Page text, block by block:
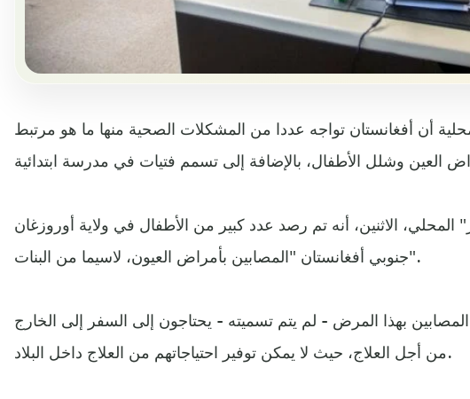
أن أفغانستان تواجه عددا من المشكلات الصحية منها ما هو مرتبط
الاثنين، أنه تم رصد عدد كبير من الأطفال في ولاية أوروزغان
جنوبي أفغانستان "المصابين بأمراض العيون، لاسيما من البنات".
بهذا المرض - لم يتم تسميته - يحتاجون إلى السفر إلى الخارج
من أجل العلاج، حيث لا يمكن توفير احتياجاتهم من العلاج داخل البلاد.